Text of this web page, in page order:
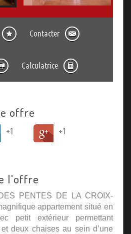
Contacter
Calculatrice
offre
+1 +1
l'offre
PENTES DE LA CROIX-
appartement situé en
petit extérieur permettant
deux chaises au sein d’une